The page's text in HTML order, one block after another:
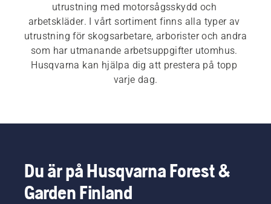
utrustning med motorsågsskydd och
arbetskläder. I vårt sortiment finns alla typer av
utrustning för skogsarbetare, arborister och andra
som har utmanande arbetsuppgifter utomhus.
Husqvarna kan hjälpa dig att prestera på topp
varje dag.
Du är på Husqvarna Forest &
Garden Finland